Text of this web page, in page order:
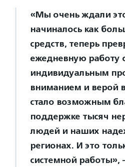
«Мы очень ждали
начиналось как
средств, теперь
ежедневную работу
индивидуальным
вниманием и верой
стало возможным
поддержке тысяч
людей и наших
регионах. И это
системной работы»,